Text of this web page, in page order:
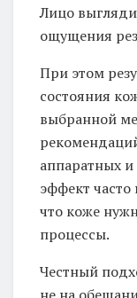
Лицо
ощущения
При этом
состояния
выбранной
аппаратных
эффект часто
что коже
процессы.
Честный